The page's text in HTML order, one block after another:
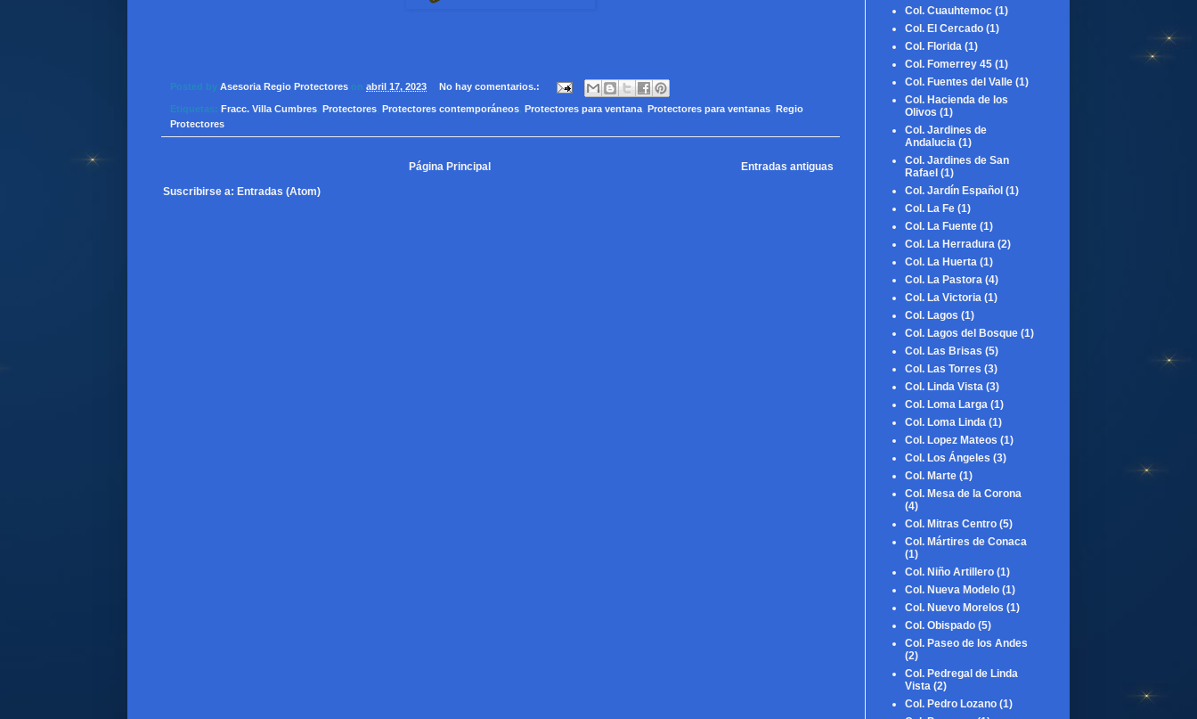
Posted by Asesoria Regio Protectores on abril 17, 2023 No hay comentarios.:
Etiquetas: Fracc. Villa Cumbres, Protectores, Protectores contemporáneos, Protectores para ventana, Protectores para ventanas, Regio
Protectores
Entradas antiguas
Página Principal
Suscribirse a: Entradas (Atom)
Col. Cuauhtemoc (1)
Col. El Cercado (1)
Col. Florida (1)
Col. Fomerrey 45 (1)
Col. Fuentes del Valle (1)
Col. Hacienda de los
Olivos (1)
Col. Jardines de
Andalucia (1)
Col. Jardines de San
Rafael (1)
Col. Jardín Español (1)
Col. La Fe (1)
Col. La Fuente (1)
Col. La Herradura (2)
Col. La Huerta (1)
Col. La Pastora (4)
Col. La Victoria (1)
Col. Lagos (1)
Col. Lagos del Bosque (1)
Col. Las Brisas (5)
Col. Las Torres (3)
Col. Linda Vista (3)
Col. Loma Larga (1)
Col. Loma Linda (1)
Col. Lopez Mateos (1)
Col. Los Ángeles (3)
Col. Marte (1)
Col. Mesa de la Corona
(4)
Col. Mitras Centro (5)
Col. Mártires de Conaca
(1)
Col. Niño Artillero (1)
Col. Nueva Modelo (1)
Col. Nuevo Morelos (1)
Col. Obispado (5)
Col. Paseo de los Andes
(2)
Col. Pedregal de Linda
Vista (2)
Col. Pedro Lozano (1)